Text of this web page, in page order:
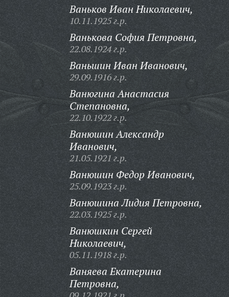
Ваньков Иван Николаевич,
10.11.1925 г.р.
Ванькова София Петровна,
22.08.1924 г.р.
Ваньшин Иван Иванович,
29.09.1916 г.р.
Ванюгина Анастасия
Степановна,
22.10.1922 г.р.
Ванюшин Александр
Иванович,
21.05.1921 г.р.
Ванюшин Федор Иванович,
25.09.1923 г.р.
Ванюшина Лидия Петровна,
22.03.1925 г.р.
Ванюшкин Сергей
Николаевич,
05.11.1918 г.р.
Ваняева Екатерина
Петровна,